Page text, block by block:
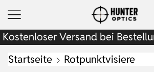
Kostenloser Versand bei
Startseite
Rotpunktvisiere